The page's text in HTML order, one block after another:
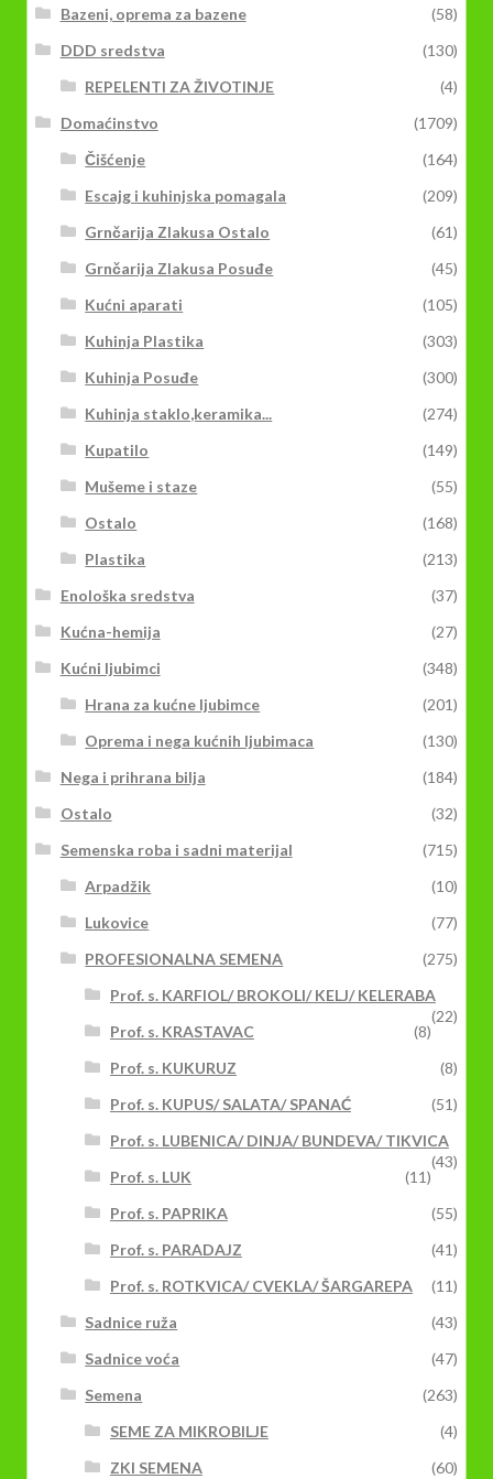
Bazeni, oprema za bazene
(58)
DDD sredstva
(130)
REPELENTI ZA ŽIVOTINJE
(4)
Domaćinstvo
(1709)
Čišćenje
(164)
Escajg i kuhinjska pomagala
(209)
Grnčarija Zlakusa Ostalo
(61)
Grnčarija Zlakusa Posuđe
(45)
Kućni aparati
(105)
Kuhinja Plastika
(303)
Kuhinja Posuđe
(300)
Kuhinja staklo,keramika...
(274)
Kupatilo
(149)
Mušeme i staze
(55)
Ostalo
(168)
Plastika
(213)
Enološka sredstva
(37)
Kućna-hemija
(27)
Kućni ljubimci
(348)
Hrana za kućne ljubimce
(201)
Oprema i nega kućnih ljubimaca
(130)
Nega i prihrana bilja
(184)
Ostalo
(32)
Semenska roba i sadni materijal
(715)
Arpadžik
(10)
Lukovice
(77)
PROFESIONALNA SEMENA
(275)
Prof. s. KARFIOL/ BROKOLI/ KELJ/ KELERABA
(22)
Prof. s. KRASTAVAC
(8)
Prof. s. KUKURUZ
(8)
Prof. s. KUPUS/ SALATA/ SPANAĆ
(51)
Prof. s. LUBENICA/ DINJA/ BUNDEVA/ TIKVICA
(43)
Prof. s. LUK
(11)
Prof. s. PAPRIKA
(55)
Prof. s. PARADAJZ
(41)
Prof. s. ROTKVICA/ CVEKLA/ ŠARGAREPA
(11)
Sadnice ruža
(43)
Sadnice voća
(47)
Semena
(263)
SEME ZA MIKROBILJE
(4)
ZKI SEMENA
(60)